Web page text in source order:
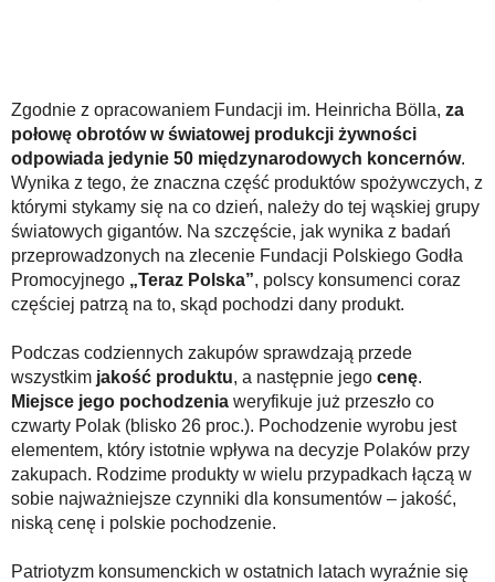
Stop samotności
Z internetem za pan brat
Bezpiecznie i w zgodzie z prawem
Zgodnie z opracowaniem Fundacji im. Heinricha Bölla, za
połowę obrotów w światowej produkcji żywności
odpowiada jedynie 50 międzynarodowych koncernów.
Wynika z tego, że znaczna część produktów spożywczych, z
którymi stykamy się na co dzień, należy do tej wąskiej grupy
światowych gigantów. Na szczęście, jak wynika z badań
przeprowadzonych na zlecenie Fundacji Polskiego Godła
Promocyjnego „Teraz Polska”, polscy konsumenci coraz
częściej patrzą na to, skąd pochodzi dany produkt.
Podczas codziennych zakupów sprawdzają przede
wszystkim jakość produktu, a następnie jego cenę.
Miejsce jego pochodzenia weryfikuje już przeszło co
czwarty Polak (blisko 26 proc.). Pochodzenie wyrobu jest
elementem, który istotnie wpływa na decyzje Polaków przy
zakupach. Rodzime produkty w wielu przypadkach łączą w
sobie najważniejsze czynniki dla konsumentów – jakość,
niską cenę i polskie pochodzenie.
Patriotyzm konsumenckich w ostatnich latach wyraźnie się